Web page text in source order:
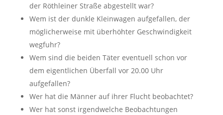
der Röthleiner Straße abgestellt war?
Wem ist der dunkle Kleinwagen aufgefallen, der
möglicherweise mit überhöhter Geschwindigkeit
wegfuhr?
Wem sind die beiden Täter eventuell schon vor
dem eigentlichen Überfall vor 20.00 Uhr
aufgefallen?
Wer hat die Männer auf ihrer Flucht beobachtet?
Wer hat sonst irgendwelche Beobachtungen